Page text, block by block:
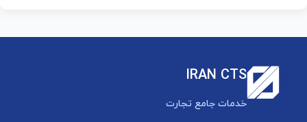
IRAN CTS
خدمات جامع تجارت